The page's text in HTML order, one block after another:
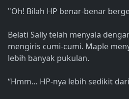
"Oh! Bilah HP benar-benar
Belati Sally telah menyala
mengiris cumi-cumi. Maple
lebih banyak pukulan.
“Hmm… HP-nya lebih sedikit